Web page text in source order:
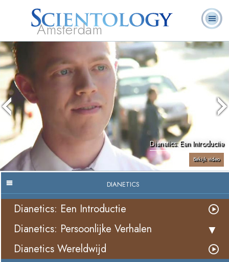
Amsterdam
Over
Ons
Pastoraal
Werkers
Veelgestelde
vragen
Boeken
Dianetics: Een Introductie
Bekijk video
DIANETICS
Dianetics: Een Introductie
Dianetics: Persoonlijke Verhalen
Dianetics Wereldwijd